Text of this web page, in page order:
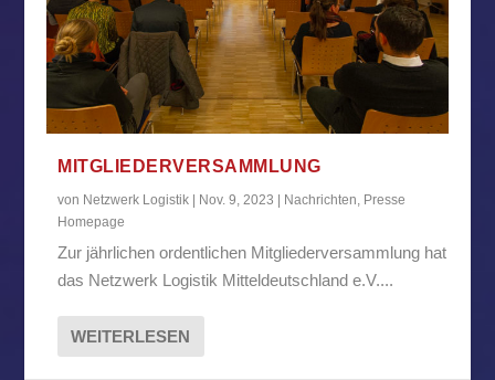
MITGLIEDERVERSAMMLUNG
von Netzwerk Logistik | Nov. 9, 2023 | Nachrichten Presse
Homepage
Zur jährlichen ordentlichen Mitgliederversammlung hat
das Netzwerk Logistik Mitteldeutschland e.V....
WEITERLESEN